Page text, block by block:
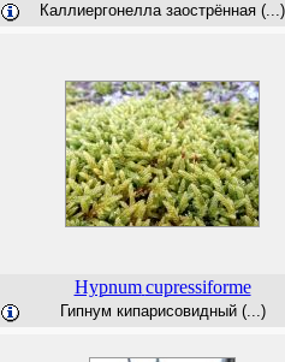
Каллиергонелла заострённая (...)
Hypnum cupressiforme
Гипнум кипарисовидный (...)